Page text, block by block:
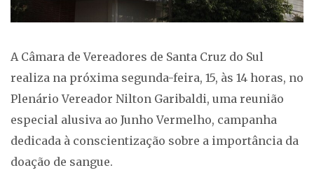
A Câmara de Vereadores de Santa Cruz do Sul
realiza na próxima segunda-feira, 15, às 14 horas, no
Plenário Vereador Nilton Garibaldi, uma reunião
especial alusiva ao Junho Vermelho, campanha
dedicada à conscientização sobre a importância da
doação de sangue.